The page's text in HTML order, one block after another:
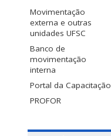
Movimentação
externa e outras
unidades UFSC
Banco de
movimentação
interna
Portal da Capacitação
PROFOR